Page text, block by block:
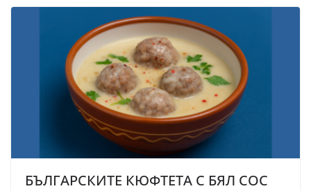
БЪЛГАРСКИТЕ КЮФТЕТА С БЯЛ СОС